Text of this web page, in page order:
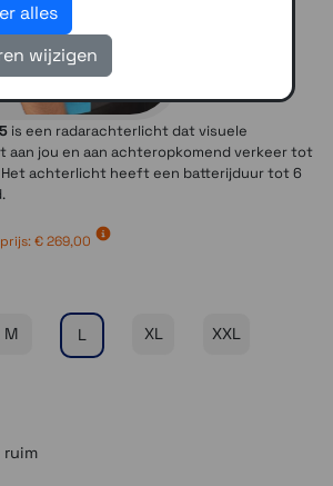
is een radarachterlicht dat visuele
aan jou en aan achteropkomend verkeer tot
Het achterlicht heeft een batterijduur tot 6
€ 269,00
M L XL XXL
ruim
alles
wijzigen